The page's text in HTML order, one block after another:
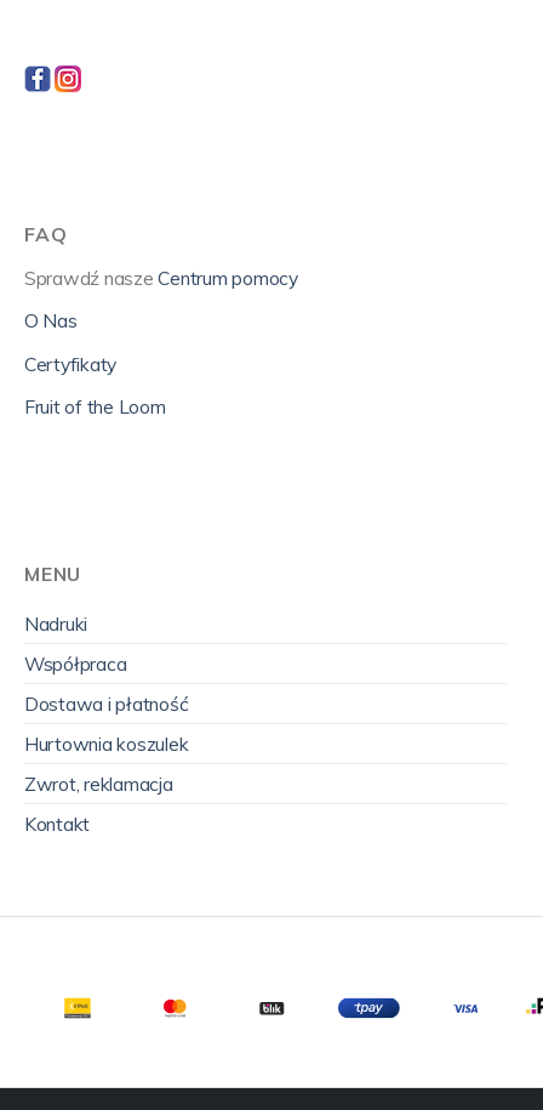
FAQ
Sprawdź naszeCentrum pomocy
O Nas
Certyfikaty
Fruit of the Loom
MENU
Nadruki
Współpraca
Dostawa i płatność
Hurtownia koszulek
Zwrot, reklamacja
Kontakt